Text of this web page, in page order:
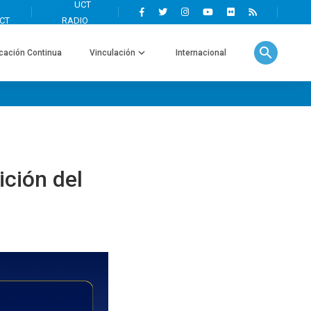
Continua Vinculación Internacional search
del